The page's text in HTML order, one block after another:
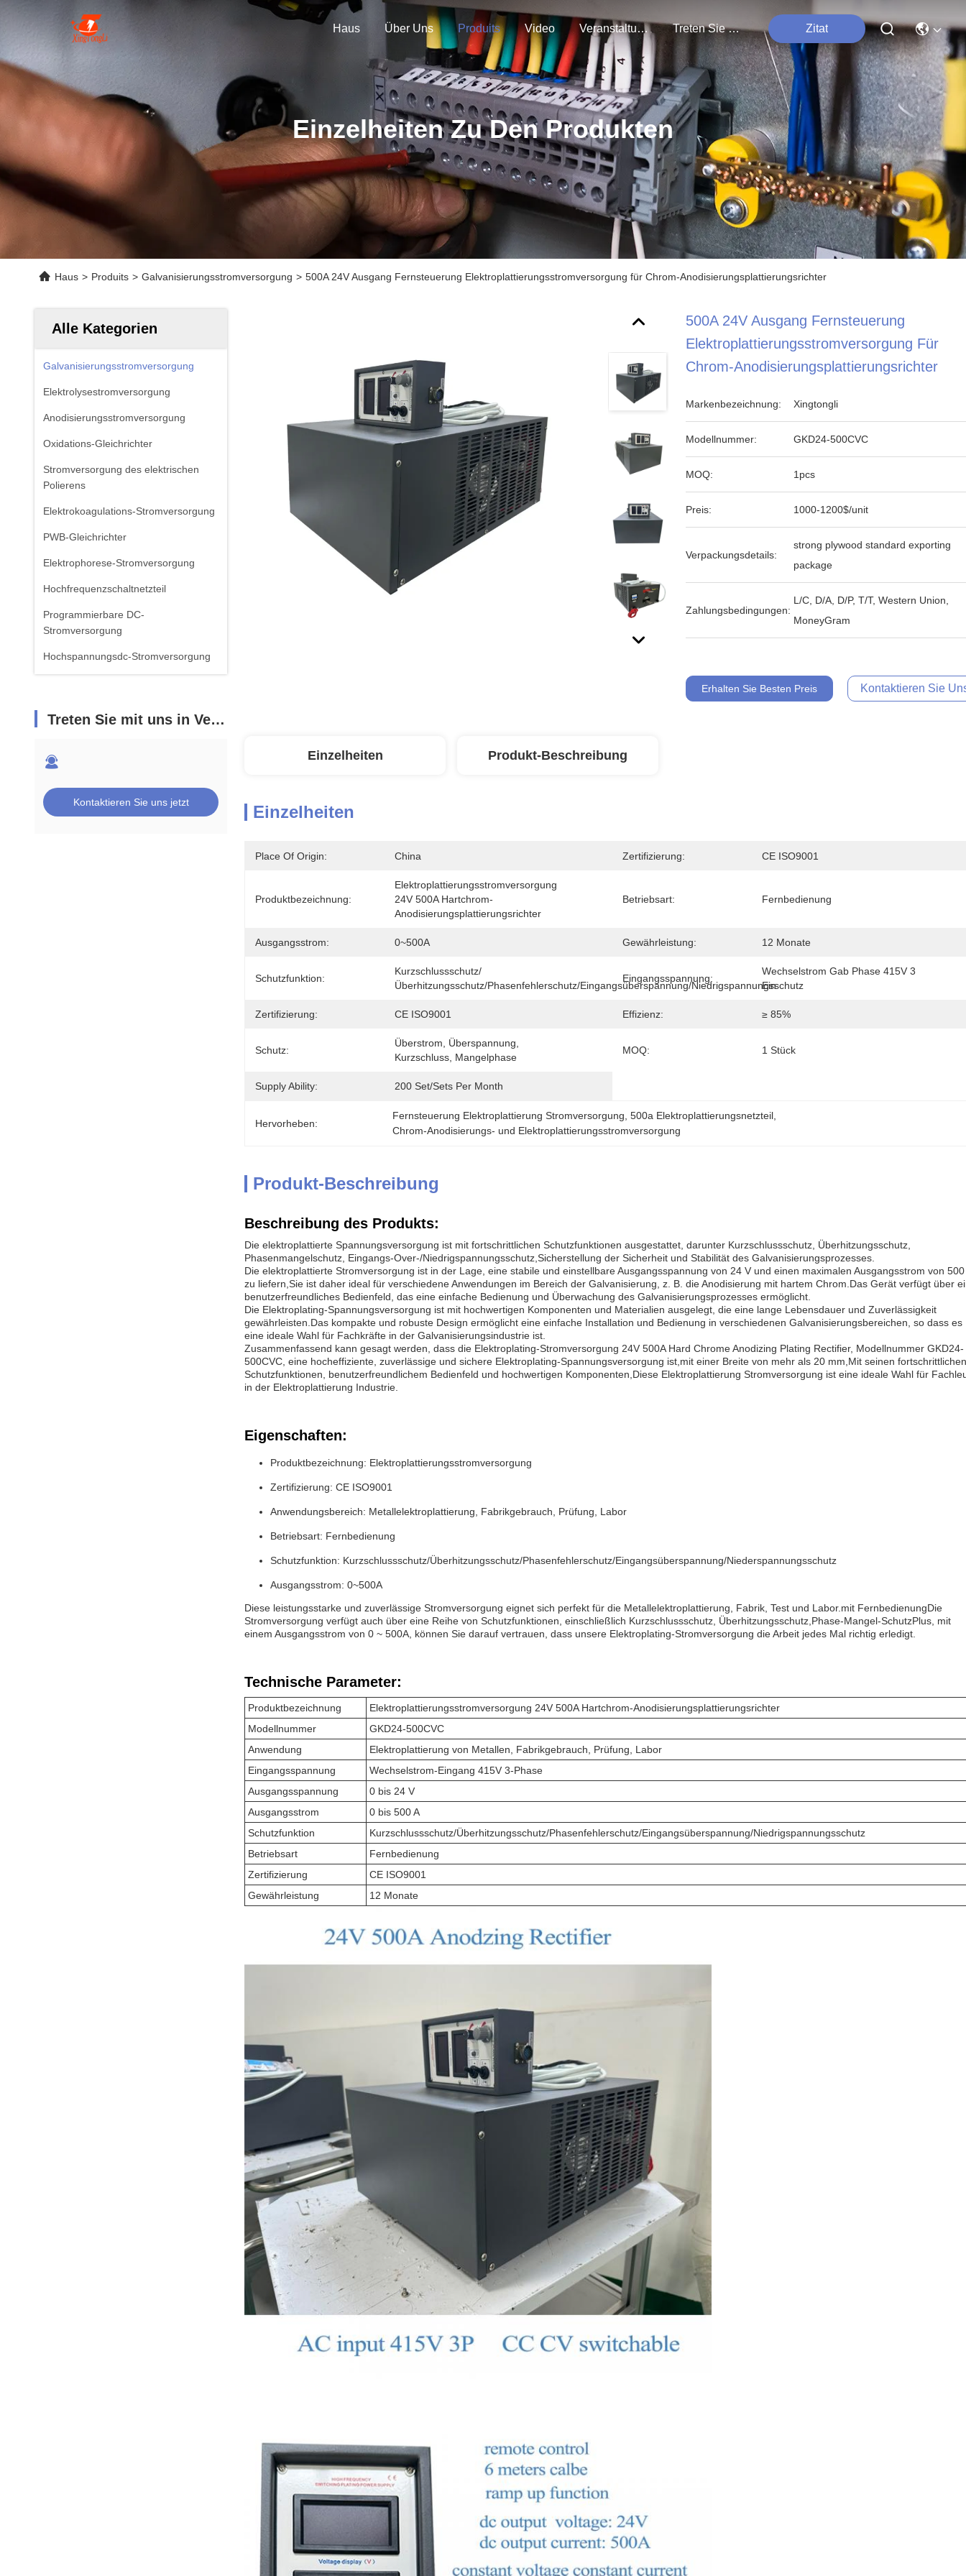
Haus Über Uns Produits Video Veranstaltungen Treten Sie Mit Uns In Verbindung Zitat
Einzelheiten Zu Den Produkten
Haus > Produits > Galvanisierungsstromversorgung > 500A 24V Ausgang Fernsteuerung Elektroplattierungsstromversorgung für Chrom-Anodisierungsplattierungsrichter
Alle Kategorien
Galvanisierungsstromversorgung
Elektrolysestromversorgung
Anodisierungsstromversorgung
Oxidations-Gleichrichter
Stromversorgung des elektrischen
Polierens
Elektrokoagulations-Stromversorgung
PWB-Gleichrichter
Elektrophorese-Stromversorgung
Hochfrequenzschaltnetzteil
Programmierbare DC-
Stromversorgung
Hochspannungsdc-Stromversorgung
Treten Sie mit uns in Verbindung
Kontaktieren Sie uns jetzt
500A 24V Ausgang Fernsteuerung
Elektroplattierungsstromversorgung Für
Chrom-Anodisierungsplattierungsrichter
Markenbezeichnung: Xingtongli
Modellnummer: GKD24-500CVC
MOQ: 1pcs
Preis: 1000-1200$/unit
Verpackungsdetails:
strong plywood standard exporting
package
Zahlungsbedingungen:
L/C, D/A, D/P, T/T, Western Union,
MoneyGram
Erhalten Sie Besten Preis Kontaktieren Sie
Einzelheiten Produkt-Beschreibung
Einzelheiten
Place Of Origin: China Zertifizierung: CE ISO9001
Produktbezeichnung:
Elektroplattierungsstromversorgung
24V 500A Hartchrom-
Anodisierungsplattierungsrichter
Betriebsart: Fernbedienung
Ausgangsstrom: 0~500A Gewährleistung: 12 Monate
Schutzfunktion:
Kurzschlussschutz/
Überhitzungsschutz/Phasenfehlerschutz/Eingangsüberspannung/Niedrigspannungsschutz
Eingangsspannung:
Wechselstrom Gab Phase 415V 3
Ein
Zertifizierung: CE ISO9001 Effizienz: ≥ 85%
Schutz:
Überstrom, Überspannung,
Kurzschluss, Mangelphase
MOQ: 1 Stück
Supply Ability: 200 Set/Sets Per Month
Hervorheben:
Fernsteuerung Elektroplattierung Stromversorgung , 500a Elektroplattierungsnetzteil
Chrom-Anodisierungs- und Elektroplattierungsstromversorgung
Produkt-Beschreibung
Beschreibung des Produkts:
Die elektroplattierte Spannungsversorgung ist mit fortschrittlichen Schutzfunktionen ausgestattet, darunter Kurzschlussschutz, Überhitzungsschutz,
Phasenmangelschutz, Eingangs-Over-/Niedrigspannungsschutz,Sicherstellung der Sicherheit und Stabilität des Galvanisierungsprozesses.
Die elektroplattierte Stromversorgung ist in der Lage, eine stabile und einstellbare Ausgangsspannung von 24 V und einen maximalen Ausgangsstrom von 500
zu liefern,Sie ist daher ideal für verschiedene Anwendungen im Bereich der Galvanisierung, z. B. die Anodisierung mit hartem Chrom.Das Gerät verfügt über
benutzerfreundliches Bedienfeld, das eine einfache Bedienung und Überwachung des Galvanisierungsprozesses ermöglicht.
Die Elektroplating-Spannungsversorgung ist mit hochwertigen Komponenten und Materialien ausgelegt, die eine lange Lebensdauer und Zuverlässigkeit
gewährleisten.Das kompakte und robuste Design ermöglicht eine einfache Installation und Bedienung in verschiedenen Galvanisierungsbereichen, so dass es
eine ideale Wahl für Fachkräfte in der Galvanisierungsindustrie ist.
Zusammenfassend kann gesagt werden, dass die Elektroplating-Stromversorgung 24V 500A Hard Chrome Anodizing Plating Rectifier, Modellnummer GKD24-
500CVC, eine hocheffiziente, zuverlässige und sichere Elektroplating-Spannungsversorgung ist,mit einer Breite von mehr als 20 mm,Mit seinen fortschrittlichen
Schutzfunktionen, benutzerfreundlichem Bedienfeld und hochwertigen Komponenten,Diese Elektroplattierung Stromversorgung ist eine ideale Wahl für
in der Elektroplattierung Industrie.
Eigenschaften:
Produktbezeichnung: Elektroplattierungsstromversorgung
Zertifizierung: CE ISO9001
Anwendungsbereich: Metallelektroplattierung, Fabrikgebrauch, Prüfung, Labor
Betriebsart: Fernbedienung
Schutzfunktion: Kurzschlussschutz/Überhitzungsschutz/Phasenfehlerschutz/Eingangsüberspannung/Niederspannungsschutz
Ausgangsstrom: 0~500A
Diese leistungsstarke und zuverlässige Stromversorgung eignet sich perfekt für die Metallelektroplattierung, Fabrik, Test und Labor.mit FernbedienungDie
Stromversorgung verfügt auch über eine Reihe von Schutzfunktionen, einschließlich Kurzschlussschutz, Überhitzungsschutz,Phase-Mangel-SchutzPlus, mit
einem Ausgangsstrom von 0 ~ 500A, können Sie darauf vertrauen, dass unsere Elektroplating-Stromversorgung die Arbeit jedes Mal richtig erledigt.
Technische Parameter:
Produktbezeichnung
Elektroplattierungsstromversorgung 24V 500A Hartchrom-Anodisierungsplattierungsrichter
Modellnummer
GKD24-500CVC
Anwendung
Elektroplattierung von Metallen, Fabrikgebrauch, Prüfung, Labor
Eingangsspannung
Wechselstrom-Eingang 415V 3-Phase
Ausgangsspannung
0 bis 24 V
Ausgangsstrom
0 bis 500 A
Schutzfunktion
Kurzschlussschutz/Überhitzungsschutz/Phasenfehlerschutz/Eingangsüberspannung/Niedrigspannungsschutz
Betriebsart
Fernbedienung
Zertifizierung
CE ISO9001
Gewährleistung
12 Monate